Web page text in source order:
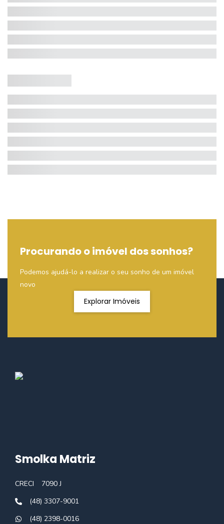
Procurando o imóvel dos sonhos?
Podemos ajudá-lo a realizar o seu sonho de um imóvel
novo
Explorar Imóveis
Smolka Matriz
CRECI
7090 J
(48) 3307-9001
(48) 2398-0016